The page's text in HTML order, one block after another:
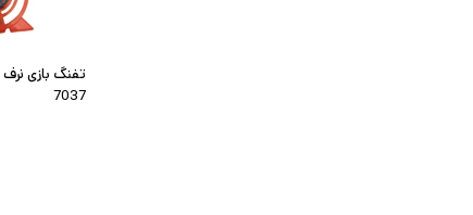
7037